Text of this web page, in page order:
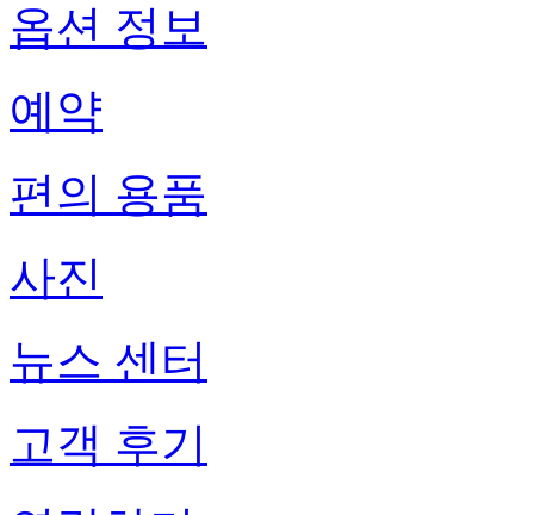
옵션 정보
예약
편의 용품
사진
뉴스 센터
고객 후기